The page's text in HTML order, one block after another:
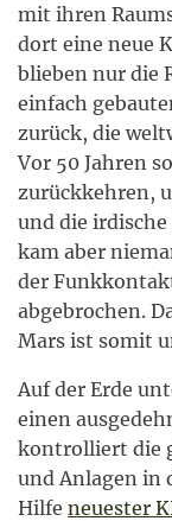
mit ihren
dort eine neue
blieben nur die
einfach
zurück, die
Vor 50 Jahren
zurückkehren,
und die
kam aber
der
abgebrochen.
Mars ist somit
Auf der Erde
einen
kontrolliert die
und Anlagen in
Hilfe neuester